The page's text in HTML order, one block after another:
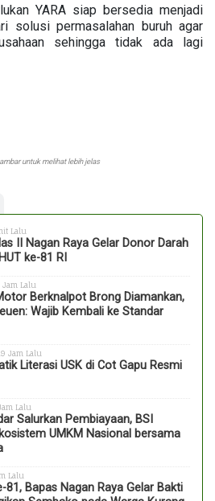
YARA siap bersedia menjadi
solusi permasalahan buruh agar
sehingga tidak ada lagi
untuk melihat lebih jelas
Lalu
II Nagan Raya Gelar Donor Darah
ke-81 RI
Jam Lalu
Berknalpot Brong Diamankan,
Wajib Kembali ke Standar
Jam Lalu
Literasi USK di Cot Gapu Resmi
Lalu
Salurkan Pembiayaan, BSI
UMKM Nasional bersama
Lalu
81, Bapas Nagan Raya Gelar Bakti